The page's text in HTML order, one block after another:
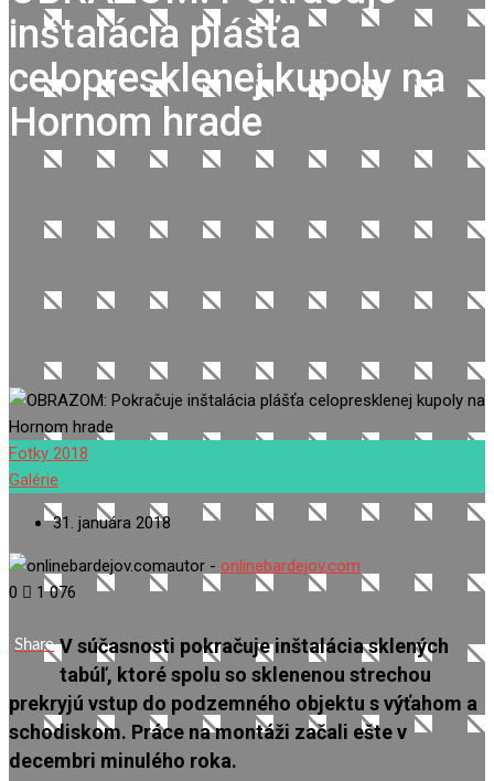
inštalácia plášťa
celopresklenej kupoly na
Hornom hrade
Fotky 2018
Galérie
31. januára 2018
autor - onlinebardejov.com
0
1 076
Share V súčasnosti pokračuje inštalácia sklených
tabúľ, ktoré spolu so sklenenou strechou
prekryjú vstup do podzemného objektu s výťahom a
schodiskom. Práce na montáži začali ešte v
decembri minulého roka.